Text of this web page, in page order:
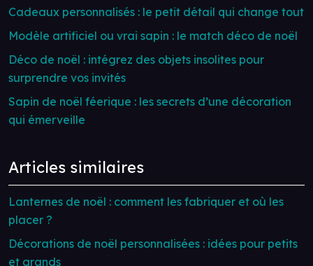
Cadeaux personnalisés : le petit détail qui change tout
Modèle artificiel ou vrai sapin : le match déco de noël
Déco de noël : intégrez des objets insolites pour
surprendre vos invités
Sapin de noël féerique : les secrets d’une décoration
qui émerveille
Articles similaires
Lanternes de noël : comment les fabriquer et où les
placer ?
Décorations de noël personnalisées : idées pour petits
et grands